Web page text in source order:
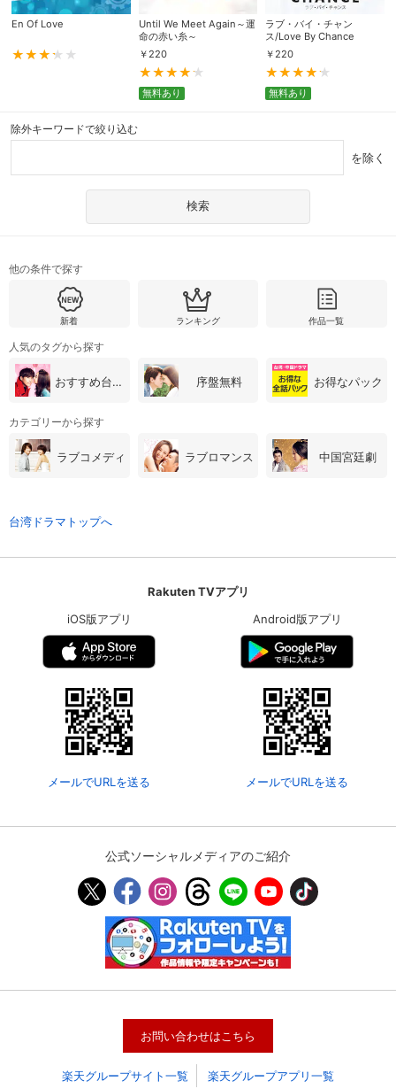
会員情報
決済方法変更 決済方法の変更が可能です。
En Of Love
Until We Meet Again～運
命の赤い糸～
￥ 220
無料あり
ラブ・バイ・チャン
ス/Love By Chance
￥ 220
無料あり
除外キーワードで絞り込む
を除く
他の条件で探す
新着 ランキング 作品一覧
人気のタグから探す
おすすめ台湾・中国ドラマ 序盤無料 お得なパック
カテゴリーから探す
ラブコメディ ラブロマンス 中国宮廷劇
台湾ドラマトップへ
Rakuten TVアプリ
iOS版アプリ
メールでURLを送る
Android版アプリ
メールでURLを送る
公式ソーシャルメディアのご紹介
お問い合わせはこちら
楽天グループサイト一覧 楽天グループアプリ一覧